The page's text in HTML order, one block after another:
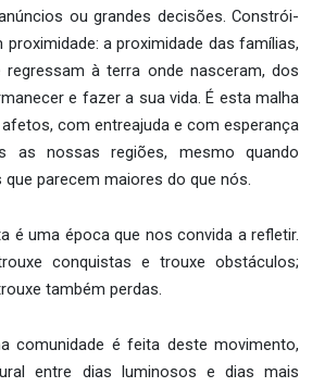
ou grandes decisões. Constrói-
a proximidade das famílias,
à terra onde nasceram, dos
e fazer a sua vida. É esta malha
com entreajuda e com esperança
as nossas regiões, mesmo quando
parecem maiores do que nós.
é uma época que nos convida a refletir.
conquistas e trouxe obstáculos;
também perdas.
comunidade é feita deste movimento,
entre dias luminosos e dias mais